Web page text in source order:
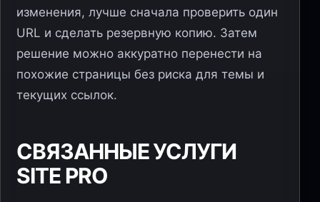
изменения, лучше сначала проверить один
URL и сделать резервную копию. Затем
решение можно аккуратно перенести на
похожие страницы без риска для темы и
текущих ссылок.
СВЯЗАННЫЕ УСЛУГИ
SITE PRO